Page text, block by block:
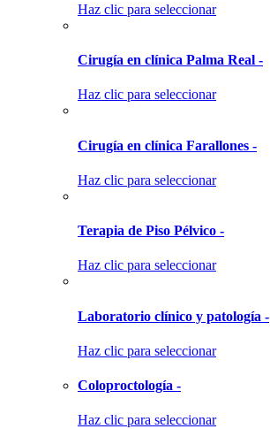
Haz clic para seleccionar
Cirugía en clínica Palma Real -
Haz clic para seleccionar
Cirugía en clínica Farallones -
Haz clic para seleccionar
Terapia de Piso Pélvico -
Haz clic para seleccionar
Laboratorio clínico y patología -
Haz clic para seleccionar
Coloproctología -
Haz clic para seleccionar